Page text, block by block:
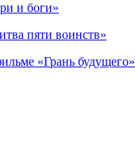
и боги»
пяти воинств»
«Грань будущего»